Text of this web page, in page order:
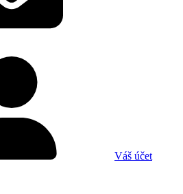
Váš účet